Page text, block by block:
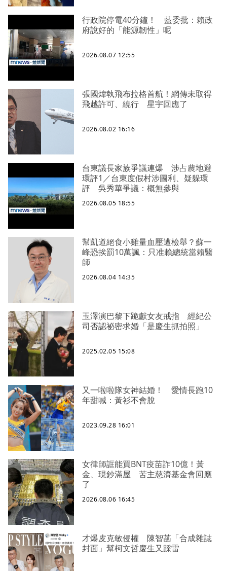
行政院停電40分鐘！ 藍委批：賴政
府說好的「能源韌性」呢
2026.08.07 12:55
張國煒執飛布拉格首航！網傳未取得
飛越許可、繞行 星宇回應了
2026.08.02 16:16
台東議長家族爭議連爆 涉占農地避
環評1／台東度假村涉圖利、疑躲環
評 吳秀華爭議：概無參與
2026.08.05 18:55
幫凱道絕食小雞量血壓遭檢舉？蘇一
峰恐挨罰10萬諷：只准賴總統當賴醫
師
2026.08.04 14:35
玉澤演巴黎下跪獻女友戒指 經紀公
司否認祕密求婚「是慶生抓拍照」
2025.02.05 15:08
又一啦啦隊女神結婚！ 愛情長跑10
年甜喊：黃衫不會脫
2023.09.28 16:01
女律師誆能買BNT疫苗詐10億！黃
金、現鈔滿屋 苦主慈濟基金會回應
了
2026.08.06 16:45
才爆皮克敏侵權 陳智菡「合成雜誌
封面」幫柯文哲慶生又踩雷